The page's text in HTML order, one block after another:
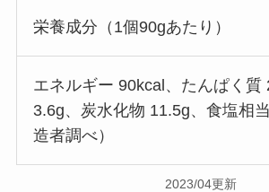
栄養成分（1個90gあたり）
エネルギー 90kcal、たんぱく質
3.6g、炭水化物 11.5g、食塩相
造者調べ）
2023/04更新